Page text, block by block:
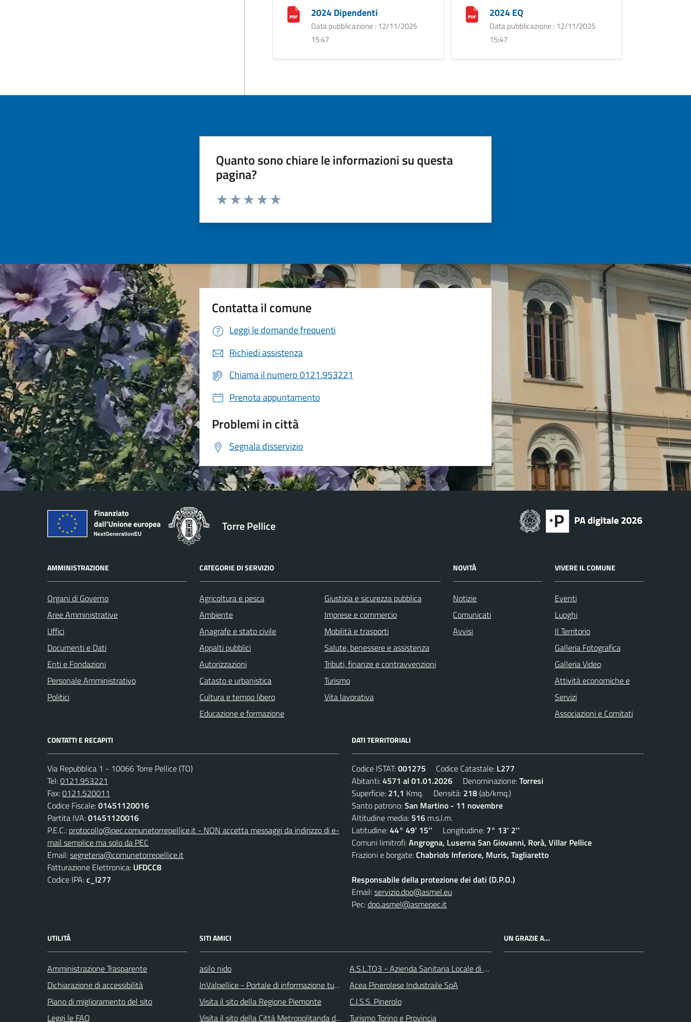
2024 Dipendenti
Data pubblicazione : 12/11/2025
15:47
2024 EQ
Data pubblicazione : 12/11/2025
15:47
Quanto sono chiare le informazioni su questa
pagina?
Valuta da 1 a 5 stelle la pagina
Contatta il comune
Leggi le domande frequenti
Richiedi assistenza
Chiama il numero 0121.953221
Prenota appuntamento
Problemi in città
Segnala disservizio
Torre Pellice
AMMINISTRAZIONE
Organi di Governo
Aree Amministrative
Uffici
Documenti e Dati
Enti e Fondazioni
Personale Amministrativo
Politici
CATEGORIE DI SERVIZIO
Agricoltura e pesca
Ambiente
Anagrafe e stato civile
Appalti pubblici
Autorizzazioni
Catasto e urbanistica
Cultura e tempo libero
Educazione e formazione
Giustizia e sicurezza pubblica
Imprese e commercio
Mobilità e trasporti
Salute, benessere e assistenza
Tributi, finanze e contravvenzioni
Turismo
Vita lavorativa
NOVITÀ
Notizie
Comunicati
Avvisi
VIVERE IL COMUNE
Eventi
Luoghi
Il Territorio
Galleria Fotografica
Galleria Video
Attività economiche e
Servizi
Associazioni e Comitati
CONTATTI E RECAPITI
Via Repubblica 1 - 10066 Torre Pellice (TO)
Tel:0121.953221
Fax:0121.520011
Codice Fiscale:01451120016
Partita IVA:01451120016
P.E.C.: protocollo@pec.comunetorrepellice.it - NON accetta messaggi da indirizzo di e-
mail semplice ma solo da PEC
Email:segreteria@comunetorrepellice.it
Fatturazione Elettronica: UFDCC8
Codice IPA:c_l277
DATI TERRITORIALI
Codice ISTAT:001275 Codice Catastale: L277
Abitanti:4571 al 01.01.2026 Denominazione:Torresi
Superficie: 21,1 Kmq. Densità: 218(ab/kmq.)
Santo patrono:San Martino - 11 novembre
Altitudine media: 516 m.s.l.m.
Latitudine:44° 49' 15'' Longitudine: 7° 13' 2''
Comuni limitrofi:Angrogna, Luserna San Giovanni, Rorà, Villar Pellice
Frazioni e borgate:Chabriols Inferiore, Muris, Tagliaretto
Responsabile della protezione dei dati (D.P.O.)
Email:servizio.dpo@asmel.eu
Pec:dpo.asmel@asmepec.it
UTILITÀ
Amministrazione Trasparente
Dichiarazione di accessibilità
Piano di miglioramento del sito
Leggi le FAQ
SITI AMICI
asilo nido
InValpellice - Portale di informazione turstica
Visita il sito della Regione Piemonte
Visita il sito della Città Metropolitanda di Torino
A.S.L.TO3 - Azienda Sanitaria Locale di Collegno e Pinerolo
Acea Pinerolese Industraile SpA
C.I.S.S. Pinerolo
Turismo Torino e Provincia
UN GRAZIE A...